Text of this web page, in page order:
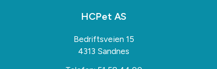
HCPet AS
Bedriftsveien 15
4313 Sandnes